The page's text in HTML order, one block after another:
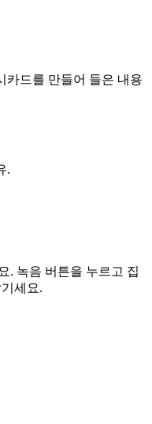
카드를 만들어 들은 내용
.
. 녹음 버튼을 누르고 집
세요.